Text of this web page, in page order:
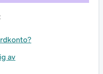
av